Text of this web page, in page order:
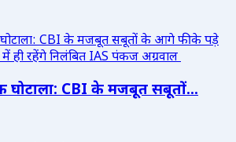
घोटाला: CBI के मजबूत सबूतों...